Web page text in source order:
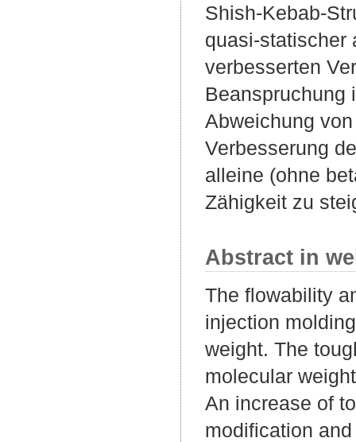
Shish-Kebab-
quasi-statischer
verbesserten
Beanspruchung
Abweichung
Verbesserung
alleine (ohne
Zähigkeit zu
Abstract in
The flowability
injection
weight. The
molecular
An increase of
modification